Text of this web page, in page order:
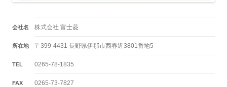
会社名 株式会社 富士菱
所在地 〒399-4431 長野県伊那市西春近3801番地5
TEL 0265-78-1835
FAX 0265-73-7827